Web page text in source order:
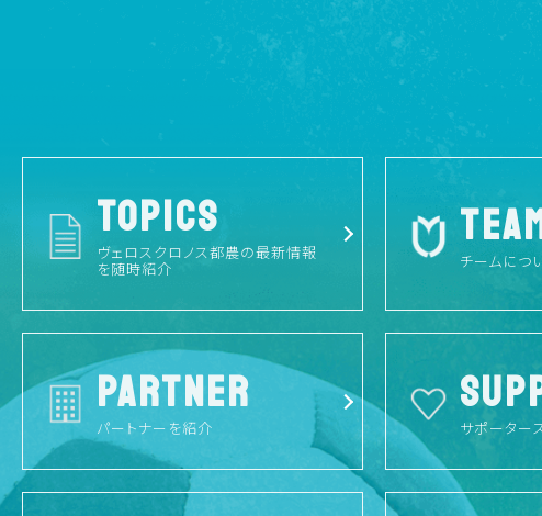
TOPICS
ヴェロスクロノス都農の最新情報
を随時紹介 チームにつ
PARTNER
パートナーを紹介 サポーター